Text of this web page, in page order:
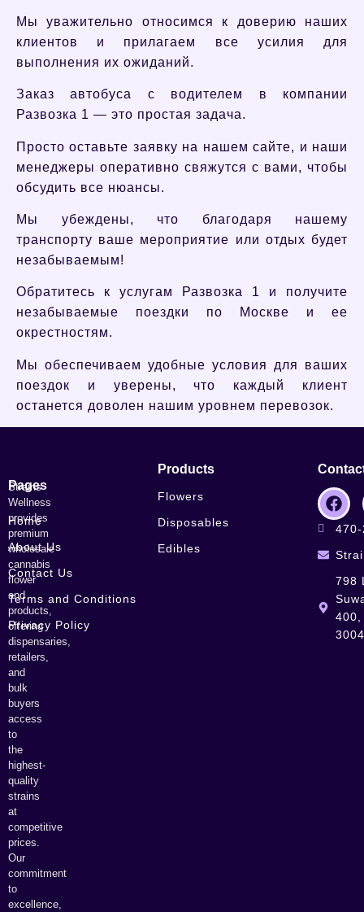
Мы уважительно относимся к доверию наших
клиентов и прилагаем все усилия для
выполнения их ожиданий.
Заказ автобуса с водителем в компании
Развозка 1 — это простая задача.
Просто оставьте заявку на нашем сайте, и наши
менеджеры оперативно свяжутся с вами, чтобы
обсудить все нюансы.
Мы убеждены, что благодаря нашему
транспорту ваше мероприятие или отдых будет
незабываемым!
Обратитесь к услугам Развозка 1 и получите
незабываемые поездки по Москве и ее
окрестностям.
Мы обеспечиваем удобные условия для ваших
поездок и уверены, что каждый клиент
останется доволен нашим уровнем перевозок.
Strains
Wellness
provides
premium
wholesale
cannabis
flower
and
products,
offering
dispensaries,
retailers,
and
bulk
buyers
access
to
the
highest-
quality
strains
at
competitive
prices.
Our
commitment
to
excellence,
Pages
Home
About Us
Contact Us
Terms and Conditions
Privacy Policy
Products
Flowers
Disposables
Edibles
798